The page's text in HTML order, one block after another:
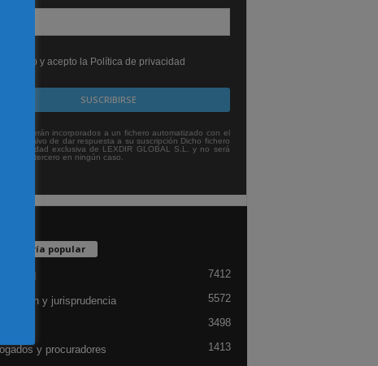
He leído y acepto la Política de privacidad
datos serán incorporados a un fichero automatizado con el
exclusivo de dar respuesta a su suscripción Dicho fichero
de titularidad exclusiva de LEXDIR GLOBAL S.L. y no será
a un tercero en ningún caso.
Categoría popular
7412
y jurisprudencia 5572
3498
y procuradores
1413